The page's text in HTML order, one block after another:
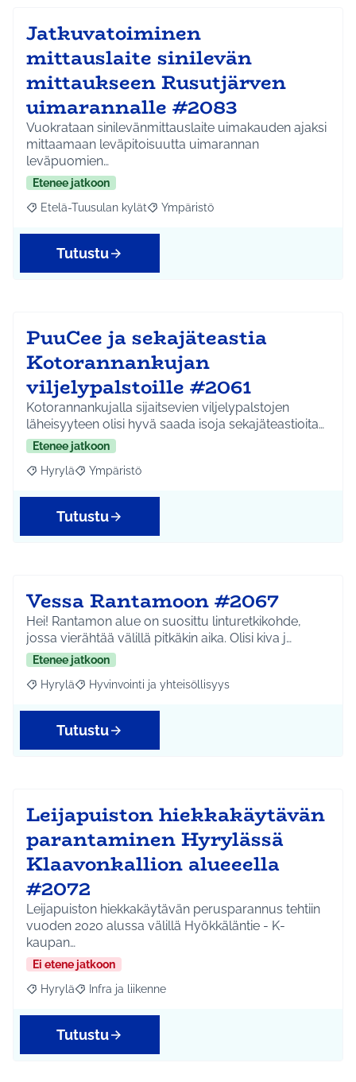
Jatkuvatoiminen
mittauslaite sinilevän
mittaukseen Rusutjärven
uimarannalle #2083
Vuokrataan sinilevänmittauslaite uimakauden ajaksi
mittaamaan leväpitoisuutta uimarannan
leväpuomien…
Etenee jatkoon
Rajaa tulokset aihepiirin mukaan: Etelä-Tuusulan kylät
Etelä-Tuusulan kylät Rajaa tulokset teeman mukaan:
Ympäristö
Tutustu
PuuCee ja sekajäteastia
Kotorannankujan
viljelypalstoille #2061
Kotorannankujalla sijaitsevien viljelypalstojen
läheisyyteen olisi hyvä saada isoja sekajäteastioita…
Etenee jatkoon
Rajaa tulokset aihepiirin mukaan: Hyrylä
Hyrylä Rajaa tulokset teeman mukaan: Ympäristö
Ympäristö
Tutustu
Vessa Rantamoon #2067
Hei! Rantamon alue on suosittu linturetkikohde,
jossa vierähtää välillä pitkäkin aika. Olisi kiva j…
Etenee jatkoon
Rajaa tulokset aihepiirin mukaan: Hyrylä
Hyrylä Rajaa tulokset teeman mukaan: Hyvinvointi ja
Hyvinvointi ja yhteisöllisyys
Tutustu
Leijapuiston hiekkakäytävän
parantaminen Hyrylässä
Klaavonkallion alueeella
#2072
Leijapuiston hiekkakäytävän perusparannus tehtiin
vuoden 2020 alussa välillä Hyökkäläntie - K-
kaupan…
Ei etene jatkoon
Rajaa tulokset aihepiirin mukaan: Hyrylä
Hyrylä Rajaa tulokset teeman mukaan: Infra ja liikenne
Infra ja liikenne
Tutustu